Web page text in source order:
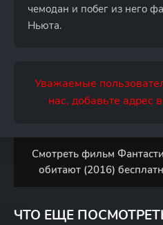
чемодан и побег из него
Ньюта.
Уважаемые
нас, добавьте адрес
Смотреть фильм
обитают (2016)
ЧТО ЕЩЕ